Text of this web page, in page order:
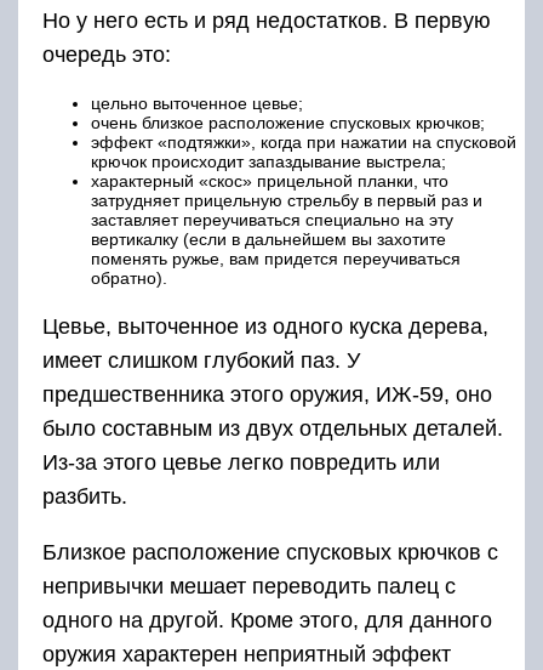
Но у него есть и ряд недостатков. В первую
очередь это:
цельно выточенное цевье;
очень близкое расположение спусковых крючков;
эффект «подтяжки», когда при нажатии на спусковой
крючок происходит запаздывание выстрела;
характерный «скос» прицельной планки, что
затрудняет прицельную стрельбу в первый раз и
заставляет переучиваться специально на эту
вертикалку (если в дальнейшем вы захотите
поменять ружье, вам придется переучиваться
обратно).
Цевье, выточенное из одного куска дерева,
имеет слишком глубокий паз. У
предшественника этого оружия, ИЖ-59, оно
было составным из двух отдельных деталей.
Из-за этого цевье легко повредить или
разбить.
Близкое расположение спусковых крючков с
непривычки мешает переводить палец с
одного на другой. Кроме этого, для данного
оружия характерен неприятный эффект